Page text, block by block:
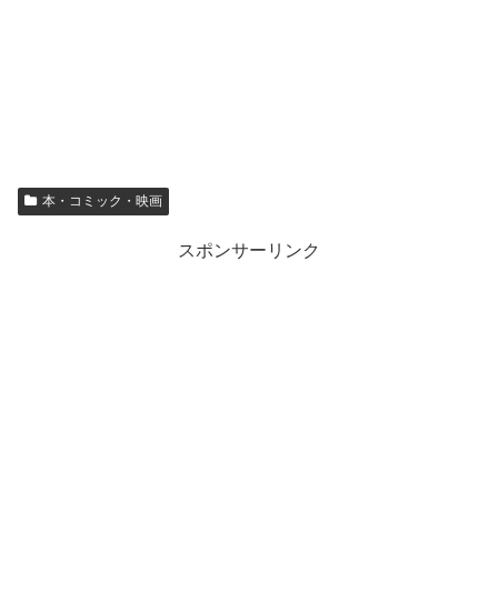
本・コミック・映画
スポンサーリンク